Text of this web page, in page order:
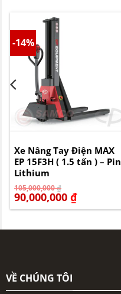
-14%
Xe Nâng Tay Điện MAX
EP 15F3H ( 1.5 tấn ) – Pin
Lithium
105,000,000₫
Giá
gốc
là:
105,000,000 ₫.
90,000,000 ₫
Giá
hiện
tại
là:
VỀ CHÚNG TÔI